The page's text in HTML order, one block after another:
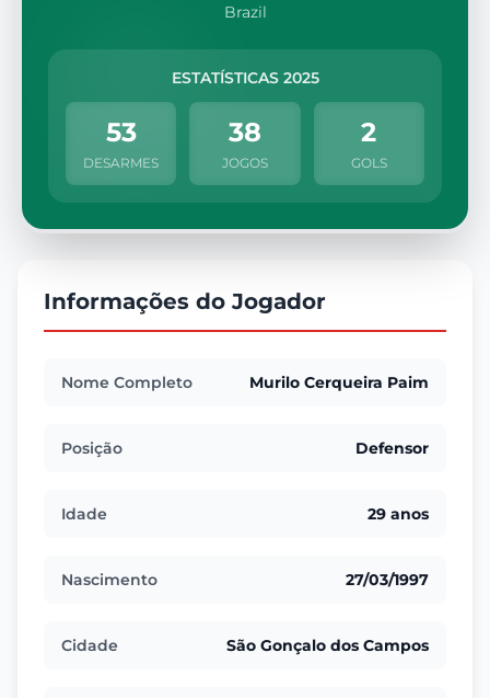
Brazil
ESTATÍSTICAS 2025
53
DESARMES
38
JOGOS
2
GOLS
Informações do Jogador
Nome Completo Murilo Cerqueira Paim
Posição Defensor
Idade 29 anos
Nascimento 27/03/1997
Cidade São Gonçalo dos Campos